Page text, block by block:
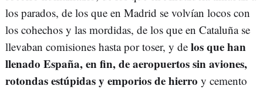
los parados, de los que en Madrid se volvían locos con
los cohechos y las mordidas, de los que en Cataluña se
llevaban comisiones hasta por toser, y de los que han
llenado España, en fin, de aeropuertos sin aviones,
rotondas estúpidas y emporios de hierro y cemento